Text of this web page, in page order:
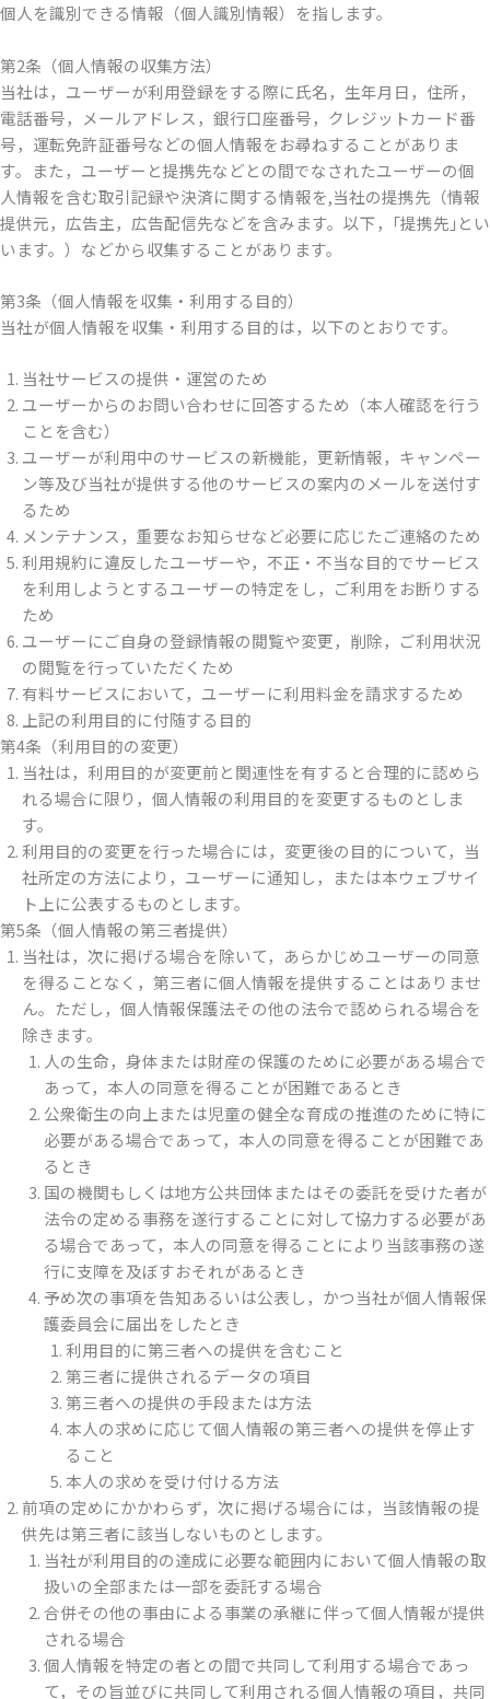
個人を識別できる情報（個人識別情報）を指します。
第2条（個人情報の収集方法）
当社は，ユーザーが利用登録をする際に氏名，生年月日，住所，
電話番号，メールアドレス，銀行口座番号，クレジットカード番
号，運転免許証番号などの個人情報をお尋ねすることがありま
す。また，ユーザーと提携先などとの間でなされたユーザーの個
人情報を含む取引記録や決済に関する情報を,当社の提携先（情報
提供元，広告主，広告配信先などを含みます。以下，｢提携先｣とい
います。）などから収集することがあります。
第3条（個人情報を収集・利用する目的）
当社が個人情報を収集・利用する目的は，以下のとおりです。
当社サービスの提供・運営のため
ユーザーからのお問い合わせに回答するため（本人確認を行う
ことを含む）
ユーザーが利用中のサービスの新機能，更新情報，キャンペー
ン等及び当社が提供する他のサービスの案内のメールを送付す
るため
メンテナンス，重要なお知らせなど必要に応じたご連絡のため
利用規約に違反したユーザーや，不正・不当な目的でサービス
を利用しようとするユーザーの特定をし，ご利用をお断りする
ため
ユーザーにご自身の登録情報の閲覧や変更，削除，ご利用状況
の閲覧を行っていただくため
有料サービスにおいて，ユーザーに利用料金を請求するため
上記の利用目的に付随する目的
第4条（利用目的の変更）
当社は，利用目的が変更前と関連性を有すると合理的に認めら
れる場合に限り，個人情報の利用目的を変更するものとしま
す。
利用目的の変更を行った場合には，変更後の目的について，当
社所定の方法により，ユーザーに通知し，または本ウェブサイ
ト上に公表するものとします。
第5条（個人情報の第三者提供）
当社は，次に掲げる場合を除いて，あらかじめユーザーの同意
を得ることなく，第三者に個人情報を提供することはありませ
ん。ただし，個人情報保護法その他の法令で認められる場合を
除きます。
人の生命，身体または財産の保護のために必要がある場合で
あって，本人の同意を得ることが困難であるとき
公衆衛生の向上または児童の健全な育成の推進のために特に
必要がある場合であって，本人の同意を得ることが困難であ
るとき
国の機関もしくは地方公共団体またはその委託を受けた者が
法令の定める事務を遂行することに対して協力する必要があ
る場合であって，本人の同意を得ることにより当該事務の遂
行に支障を及ぼすおそれがあるとき
予め次の事項を告知あるいは公表し，かつ当社が個人情報保
護委員会に届出をしたとき
利用目的に第三者への提供を含むこと
第三者に提供されるデータの項目
第三者への提供の手段または方法
本人の求めに応じて個人情報の第三者への提供を停止す
ること
本人の求めを受け付ける方法
前項の定めにかかわらず，次に掲げる場合には，当該情報の提
供先は第三者に該当しないものとします。
当社が利用目的の達成に必要な範囲内において個人情報の取
扱いの全部または一部を委託する場合
合併その他の事由による事業の承継に伴って個人情報が提供
される場合
個人情報を特定の者との間で共同して利用する場合であっ
て，その旨並びに共同して利用される個人情報の項目，共同